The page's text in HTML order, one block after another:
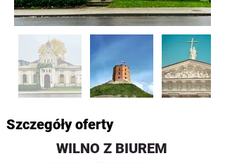
Szczegóły oferty
WILNO Z BIUREM